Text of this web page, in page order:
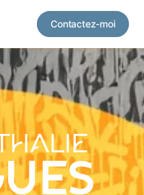
Contactez-moi